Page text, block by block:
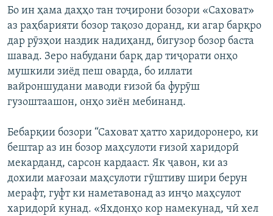
Бо ин ҳама даҳҳо тан тоҷирони бозори «Саховат»
аз раҳбарияти бозор тақозо доранд, ки агар барқро
дар рӯзҳои наздик надиҳанд, бигузор бозор баста
шавад. Зеро набудани барқ дар тиҷорати онҳо
мушкили зиёд пеш оварда, бо иллати
вайроншудани маводи ғизоӣ ба фурӯш
гузоштаашон, онҳо зиён мебинанд.
Бебарқии бозори “Саховат ҳатто харидоронеро, ки
бештар аз ин бозор маҳсулоти ғизоӣ харидорӣ
мекарданд, сарсон кардааст. Як ҷавон, ки аз
дохили мағозаи маҳсулоти гӯштиву шири берун
мерафт, гуфт ки наметавонад аз инҷо маҳсулот
харидорӣ кунад. «Яхдонҳо кор намекунад, чӣ хел